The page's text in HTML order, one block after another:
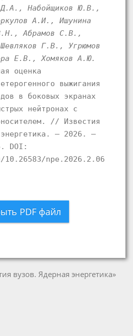
Набойщиков Ю.В.,
А.И., Ишунина
Абрамов С.В.,
Г.В., Угрюмов
Е.В., Хомяков А.Ю.
оценка
выжигания
в боковых экранах
нейтронах с
// Известия
– 2026. –
DOI:
npe.2026.2.06
PDF файл
вузов. Ядерная энергетика»